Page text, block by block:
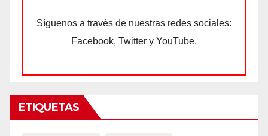
Síguenos a través de nuestras redes sociales:
Facebook, Twitter y YouTube.
ETIQUETAS